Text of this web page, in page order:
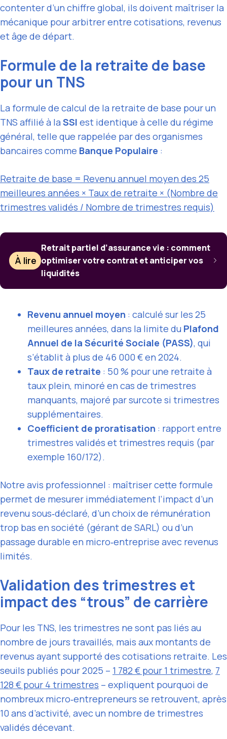
contenter d’un chiffre global, ils doivent maîtriser la
mécanique pour arbitrer entre cotisations, revenus
et âge de départ.
Formule de la retraite de base
pour un TNS
La formule de calcul de la retraite de base pour un
TNS affilié à la SSI est identique à celle du régime
général, telle que rappelée par des organismes
bancaires comme Banque Populaire :
Retraite de base = Revenu annuel moyen des 25
meilleures années × Taux de retraite × (Nombre de
trimestres validés / Nombre de trimestres requis)
À lire
Retrait partiel d’assurance vie : comment
optimiser votre contrat et anticiper vos
liquidités
Revenu annuel moyen : calculé sur les 25
meilleures années, dans la limite du Plafond
Annuel de la Sécurité Sociale (PASS), qui
s’établit à plus de 46 000 € en 2024.
Taux de retraite : 50 % pour une retraite à
taux plein, minoré en cas de trimestres
manquants, majoré par surcote si trimestres
supplémentaires.
Coefficient de proratisation : rapport entre
trimestres validés et trimestres requis (par
exemple 160/172).
Notre avis professionnel : maîtriser cette formule
permet de mesurer immédiatement l’impact d’un
revenu sous‑déclaré, d’un choix de rémunération
trop bas en société (gérant de SARL) ou d’un
passage durable en micro‑entreprise avec revenus
limités.
Validation des trimestres et
impact des “trous” de carrière
Pour les TNS, les trimestres ne sont pas liés au
nombre de jours travaillés, mais aux montants de
revenus ayant supporté des cotisations retraite. Les
seuils publiés pour 2025 – 1 782 € pour 1 trimestre, 7
128 € pour 4 trimestres – expliquent pourquoi de
nombreux micro‑entrepreneurs se retrouvent, après
10 ans d’activité, avec un nombre de trimestres
validés décevant.